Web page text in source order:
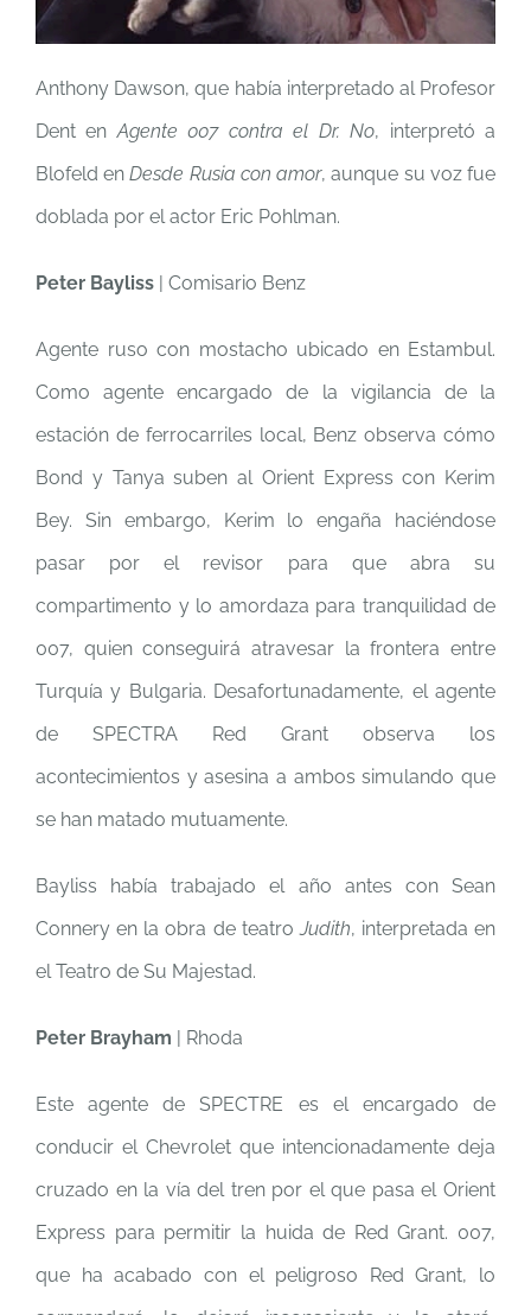
Anthony Dawson, que había interpretado al Profesor
Dent enAgente 007 contra el Dr. No, interpretó a
Blofeld enDesde Rusia con amor, aunque su voz fue
doblada por el actor Eric Pohlman.
Peter Bayliss | Comisario Benz
Agente ruso con mostacho ubicado en Estambul.
Como agente encargado de la vigilancia de la
estación de ferrocarriles local, Benz observa cómo
Bond y Tanya suben al Orient Express con Kerim
Bey. Sin embargo, Kerim lo engaña haciéndose
pasar por el revisor para que abra su
compartimento y lo amordaza para tranquilidad de
007, quien conseguirá atravesar la frontera entre
Turquía y Bulgaria. Desafortunadamente, el agente
de SPECTRA Red Grant observa los
acontecimientos y asesina a ambos simulando que
se han matado mutuamente.
Bayliss había trabajado el año antes con Sean
Connery en la obra de teatroJudith, interpretada en
el Teatro de Su Majestad.
Peter Brayham | Rhoda
Este agente de SPECTRE es el encargado de
conducir el Chevrolet que intencionadamente deja
cruzado en la vía del tren por el que pasa el Orient
Express para permitir la huida de Red Grant. 007,
que ha acabado con el peligroso Red Grant, lo